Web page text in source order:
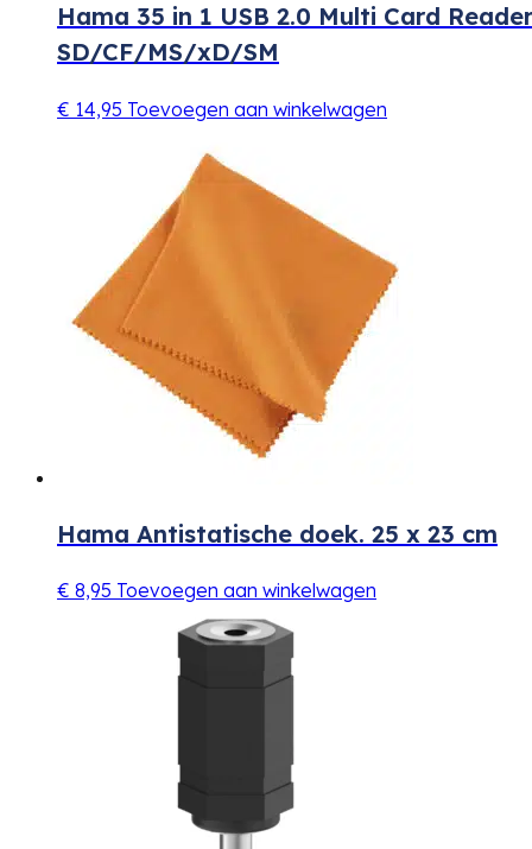
Hama 35 in 1 USB 2.0 Multi Card Reader
SD/CF/MS/xD/SM
€ 14,95 Toevoegen aan winkelwagen
Hama Antistatische doek. 25 x 23 cm
€ 8,95 Toevoegen aan winkelwagen